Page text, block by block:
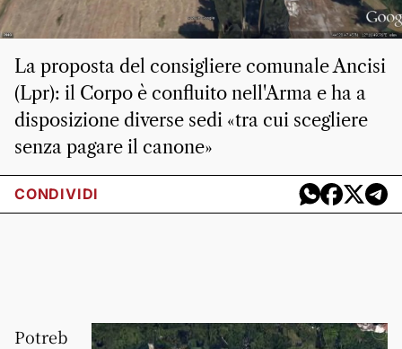
La proposta del consigliere comunale Ancisi
(Lpr): il Corpo è confluito nell'Arma e ha a
disposizione diverse sedi «tra cui scegliere
senza pagare il canone»
CONDIVIDI
Potreb